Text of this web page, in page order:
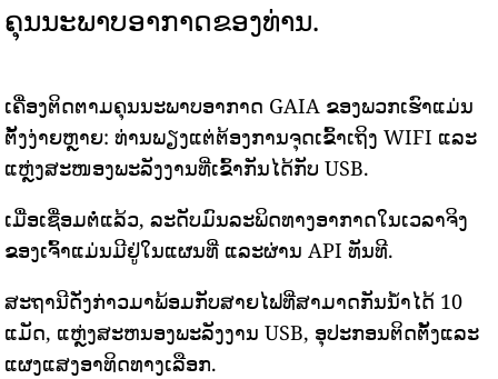
ຄຸນນະພາບອາກາດຂອງທ່ານ.
ເຄື່ອງຕິດຕາມຄຸນນະພາບອາກາດ GAIA ຂອງພວກເຮົາແມ່ນ
ຕັ້ງງ່າຍຫຼາຍ: ທ່ານພຽງແຕ່ຕ້ອງການຈຸດເຂົ້າເຖິງ WIFI ແລະ
ແຫຼ່ງສະໜອງພະລັງງານທີ່ເຂົ້າກັນໄດ້ກັບ USB.
ເມື່ອເຊື່ອມຕໍ່ແລ້ວ, ລະດັບມົນລະພິດທາງອາກາດໃນເວລາຈິງ
ຂອງເຈົ້າແມ່ນມີຢູ່ໃນແຜນທີ່ ແລະຜ່ານ API ທັນທີ.
ສະຖານີດັ່ງກ່າວມາພ້ອມກັບສາຍໄຟທີ່ສາມາດກັນນ້ໍາໄດ້ 10
ແມັດ, ແຫຼ່ງສະຫນອງພະລັງງານ USB, ອຸປະກອນຕິດຕັ້ງແລະ
ແຜງແສງອາທິດທາງເລືອກ.